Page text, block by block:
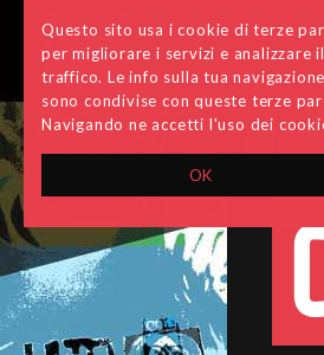
OK
Questo sito usa i cookie di terze
per migliorare i servizi e analizzare il
traffico. Le info sulla tua navigazione
sono condivise con queste terze
Navigando ne accetti l'uso dei